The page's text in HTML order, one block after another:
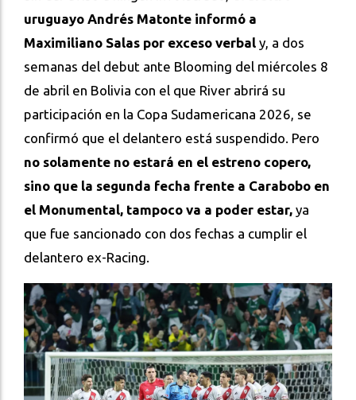
uruguayo Andrés Matonte informó a
Maximiliano Salas por exceso verbal y, a dos
semanas del debut ante Blooming del miércoles 8
de abril en Bolivia con el que River abrirá su
participación en la Copa Sudamericana 2026, se
confirmó que el delantero está suspendido. Pero
no solamente no estará en el estreno copero,
sino que la segunda fecha frente a Carabobo en
el Monumental, tampoco va a poder estar, ya
que fue sancionado con dos fechas a cumplir el
delantero ex-Racing.